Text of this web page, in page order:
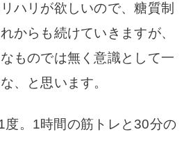
ハリが欲しいので、糖質制
からも続けていきますが、
ものでは無く意識として一
、と思います。
。1時間の筋トレと30分の